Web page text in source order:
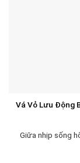
Vá Vỏ Lưu Động
Giữa nhịp sống